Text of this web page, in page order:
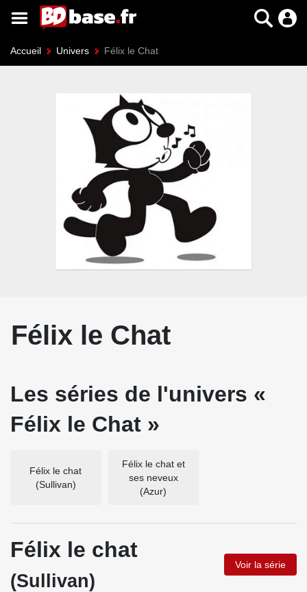
Accueil Univers Félix le Chat
Félix le Chat
Les séries de l'univers «
Félix le Chat »
Félix le chat
(Sullivan)
Félix le chat et
ses neveux
(Azur)
Félix le chat
(Sullivan)
Voir la série